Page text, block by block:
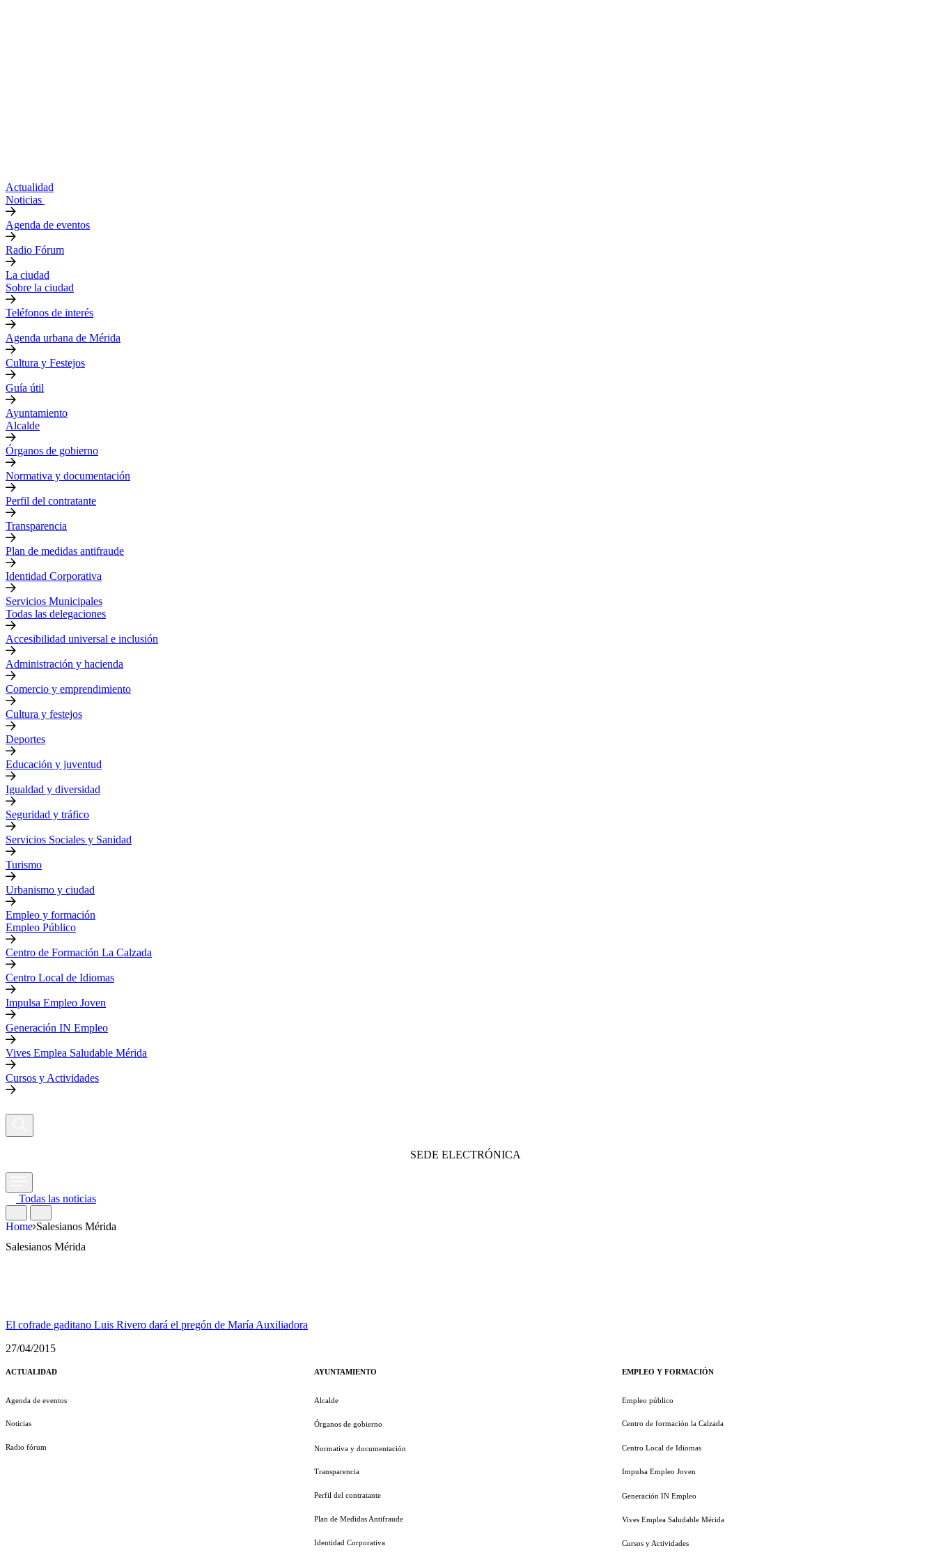
Actualidad
Noticias
Agenda de eventos
Radio Fórum
La ciudad
Sobre la ciudad
Teléfonos de interés
Agenda urbana de Mérida
Cultura y Festejos
Guía útil
Ayuntamiento
Alcalde
Órganos de gobierno
Normativa y documentación
Perfil del contratante
Transparencia
Plan de medidas antifraude
Identidad Corporativa
Servicios Municipales
Todas las delegaciones
Accesibilidad universal e inclusión
Administración y hacienda
Comercio y emprendimiento
Cultura y festejos
Deportes
Educación y juventud
Igualdad y diversidad
Seguridad y tráfico
Servicios Sociales y Sanidad
Turismo
Urbanismo y ciudad
Empleo y formación
Empleo Público
Centro de Formación La Calzada
Centro Local de Idiomas
Impulsa Empleo Joven
Generación IN Empleo
Vives Emplea Saludable Mérida
Cursos y Actividades
SEDE ELECTRÓNICA
Todas las noticias
Home Salesianos Mérida
Salesianos Mérida
El cofrade gaditano Luis Rivero dará el pregón de María Auxiliadora
27/04/2015
ACTUALIDAD
Agenda de eventos
Noticias
Radio fórum
AYUNTAMIENTO
Alcalde
Órganos de gobierno
Normativa y documentación
Transparencia
Perfil del contratante
Plan de Medidas Antifraude
Identidad Corporativa
EMPLEO Y FORMACIÓN
Empleo público
Centro de formación la Calzada
Centro Local de Idiomas
Impulsa Empleo Joven
Generación IN Empleo
Vives Emplea Saludable Mérida
Cursos y Actividades